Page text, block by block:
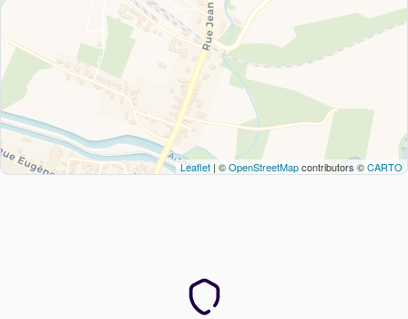
Leaflet | ©OpenStreetMapcontributors ©CARTO